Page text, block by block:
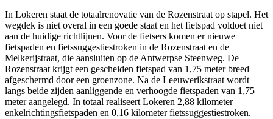
In Lokeren staat de totaalrenovatie van de Rozenstraat op stapel. Het
wegdek is niet overal in een goede staat en het fietspad voldoet niet
aan de huidige richtlijnen. Voor de fietsers komen er nieuwe
fietspaden en fietssuggestiestroken in de Rozenstraat en de
Melkerijstraat, die aansluiten op de Antwerpse Steenweg. De
Rozenstraat krijgt een gescheiden fietspad van 1,75 meter breed
afgeschermd door een groenzone. Na de Leeuwerikstraat wordt
langs beide zijden aanliggende en verhoogde fietspaden van 1,75
meter aangelegd. In totaal realiseert Lokeren 2,88 kilometer
enkelrichtingsfietspaden en 0,16 kilometer fietssuggestiestroken.